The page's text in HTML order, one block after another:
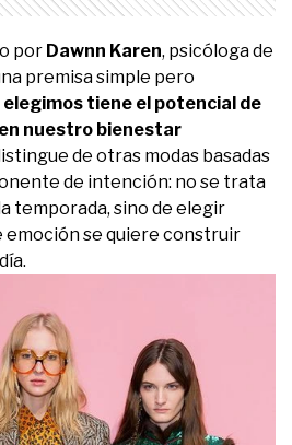
por Dawnn Karen, psicóloga de
premisa simple pero
elegimos tiene el potencial de
nuestro bienestar
de otras modas basadas
de intención: no se trata
temporada, sino de elegir
se quiere construir